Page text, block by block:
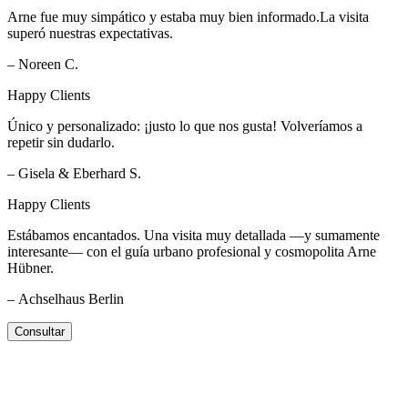
Arne fue muy simpático y estaba muy bien informado.La visita
superó nuestras expectativas.
– Noreen C.
Happy Clients
Único y personalizado: ¡justo lo que nos gusta! Volveríamos a
repetir sin dudarlo.
– Gisela & Eberhard S.
Happy Clients
Estábamos encantados. Una visita muy detallada —y sumamente
interesante— con el guía urbano profesional y cosmopolita Arne
Hübner.
– Achselhaus Berlin
Consultar